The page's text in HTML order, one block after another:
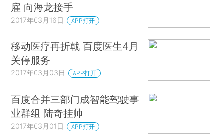
雇 向海龙接手
2017年03月16日 APP打开
移动医疗再折戟 百度医生4月
关停服务
2017年03月03日 APP打开
百度合并三部门成智能驾驶事
业群组 陆奇挂帅
2017年03月01日 APP打开